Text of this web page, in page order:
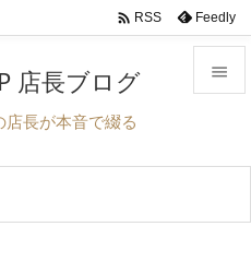


 RSS Feedly
店長ブログ
長が本音で綴る